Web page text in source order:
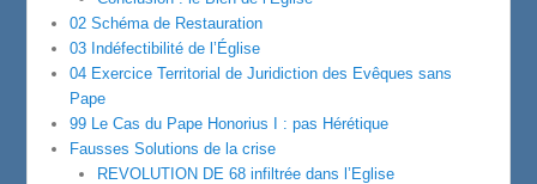
02 Schéma de Restauration
03 Indéfectibilité de l’Église
04 Exercice Territorial de Juridiction des Evêques sans
Pape
99 Le Cas du Pape Honorius I : pas Hérétique
Fausses Solutions de la crise
REVOLUTION DE 68 infiltrée dans l’Eglise